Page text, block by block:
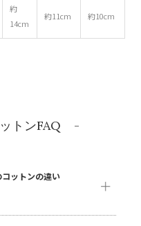
約
14cm
約11cm 約10cm
トンFAQ
ットンの違い